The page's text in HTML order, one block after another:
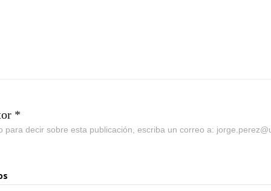
*
para decir sobre esta publicación, escriba un correo a: